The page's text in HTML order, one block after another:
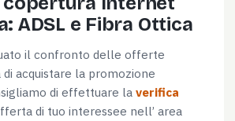
ADSL e Fibra Ottica
il confronto delle offerte
acquistare la promozione
di effettuare la verifica
di tuo interessee nell’ area